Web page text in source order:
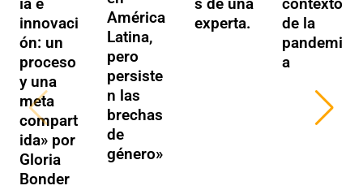
ía e
innovaci
ón: un
proceso
y una
meta
compart
ida» por
Gloria
Bonder
América
Latina,
pero
persiste
n las
brechas
de
género»
s de una
experta.
contexto
de la
pandemi
a